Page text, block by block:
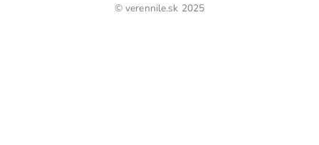
© verennile.sk 2025